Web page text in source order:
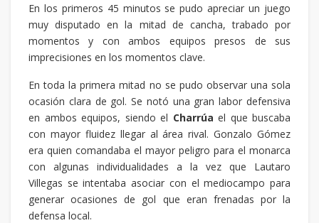
En los primeros 45 minutos se pudo apreciar un juego
muy disputado en la mitad de cancha, trabado por
momentos y con ambos equipos presos de sus
imprecisiones en los momentos clave.
En toda la primera mitad no se pudo observar una sola
ocasión clara de gol. Se notó una gran labor defensiva
en ambos equipos, siendo el Charrúa el que buscaba
con mayor fluidez llegar al área rival. Gonzalo Gómez
era quien comandaba el mayor peligro para el monarca
con algunas individualidades a la vez que Lautaro
Villegas se intentaba asociar con el mediocampo para
generar ocasiones de gol que eran frenadas por la
defensa local.